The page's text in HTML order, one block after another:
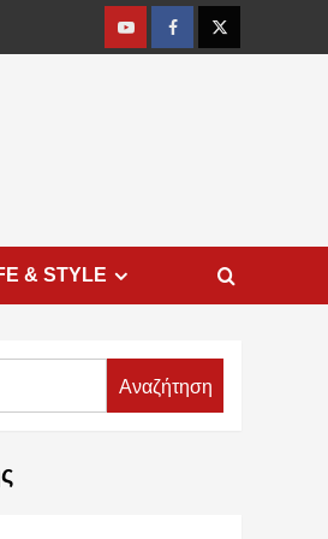
YoutubeFacebookTwitter
& STYLE